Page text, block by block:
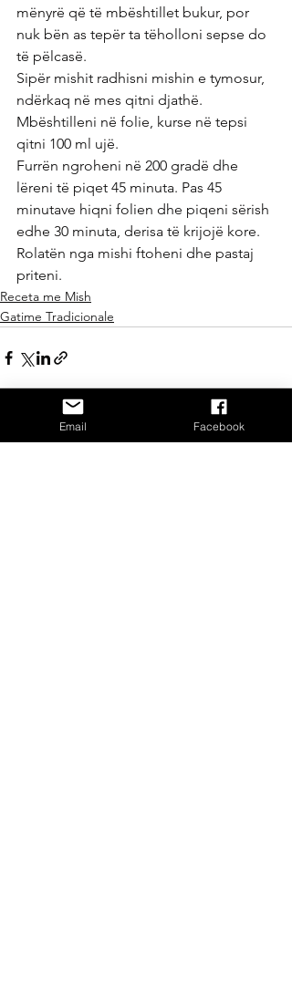
mënyrë që të mbështillet bukur, por
nuk bën as tepër ta tëholloni sepse do
të pëlcasë.
Sipër mishit radhisni mishin e tymosur,
ndërkaq në mes qitni djathë.
Mbështilleni në folie, kurse në tepsi
qitni 100 ml ujë.
Furrën ngroheni në 200 gradë dhe
lëreni të piqet 45 minuta. Pas 45
minutave hiqni folien dhe piqeni sërish
edhe 30 minuta, derisa të krijojë kore.
Rolatën nga mishi ftoheni dhe pastaj
priteni.
Receta me Mish
Gatime Tradicionale
Email Facebook